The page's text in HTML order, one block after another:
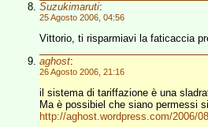
Suzukimaruti:
25 Agosto 2006, 04:56
Vittorio, ti risparmiavi la faticaccia
aghost:
26 Agosto 2006, 21:16
il sistema di tariffazione è una
Ma è possibiel che siano permessi
http://aghost.wordpress.com/2006/